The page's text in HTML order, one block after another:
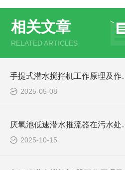
相关文章
RELATED ARTICLES
手提式潜水搅
2025-05-08
厌氧池低
2025-10-15